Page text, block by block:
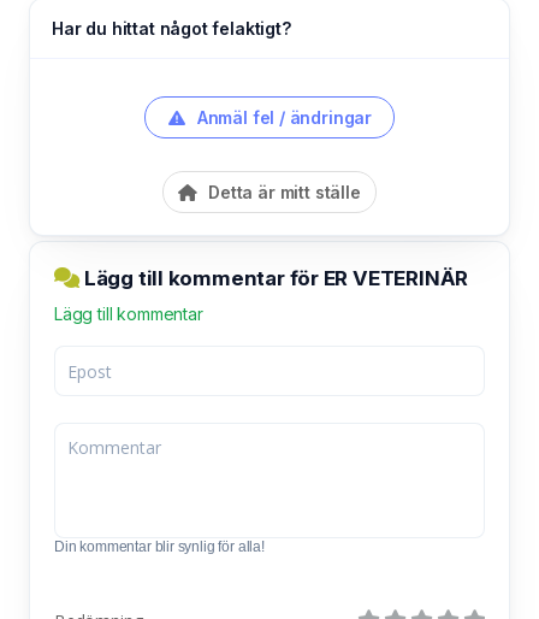
Har du hittat något felaktigt?
Anmäl fel / ändringar
Detta är mitt ställe
Lägg till kommentar för ER VETERINÄR
Lägg till kommentar
Din kommentar blir synlig för alla!